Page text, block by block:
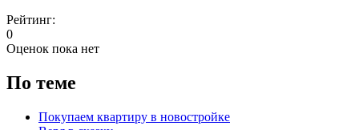
Рейтинг:
0
Оценок пока нет
По теме
Покупаем квартиру в новостройке